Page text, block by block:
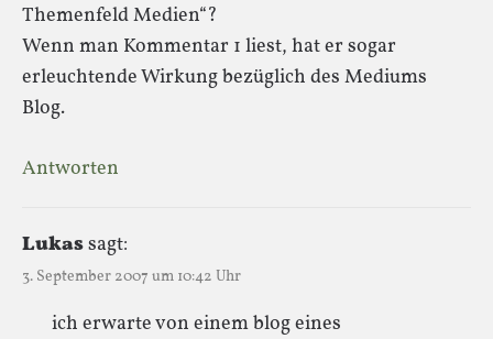
Themenfeld Medien“?
Wenn man Kommentar 1 liest, hat er sogar
erleuchtende Wirkung bezüglich des Mediums
Blog.
Antworten
Lukassagt:
3. September 2007 um 10:42 Uhr
ich erwarte von einem blog eines